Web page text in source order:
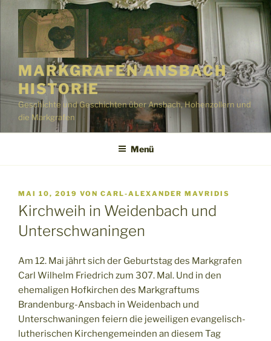
Zum
Inhalt
springen
MARKGRAFEN ANSBACH
HISTORIE
Geschichte und Geschichten über Ansbach, Hohenzollern und
die Markgrafen
Menü
VERÖFFENTLICHT
AM
MAI 10, 2019 VON CARL-ALEXANDER MAVRIDIS
Kirchweih in Weidenbach und
Unterschwaningen
Am 12. Mai jährt sich der Geburtstag des Markgrafen
Carl Wilhelm Friedrich zum 307. Mal. Und in den
ehemaligen Hofkirchen des Markgraftums
Brandenburg-Ansbach in Weidenbach und
Unterschwaningen feiern die jeweiligen evangelisch-
lutherischen Kirchengemeinden an diesem Tag